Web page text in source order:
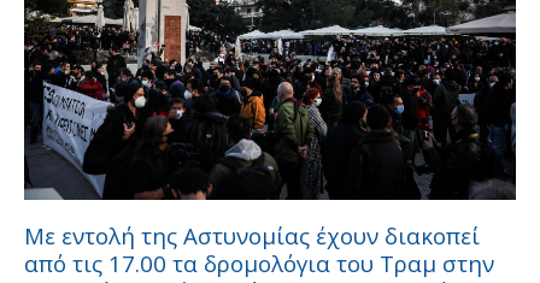
Με εντολή της Αστυνομίας έχουν διακοπεί
από τις 17.00 τα δρομολόγια του Τραμ στην